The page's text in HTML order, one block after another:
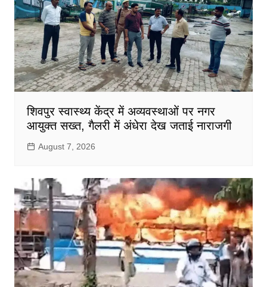
शिवपुर स्वास्थ्य केंद्र में अव्यवस्थाओं पर नगर
आयुक्त सख्त, गैलरी में अंधेरा देख जताई नाराजगी
August 7, 2026